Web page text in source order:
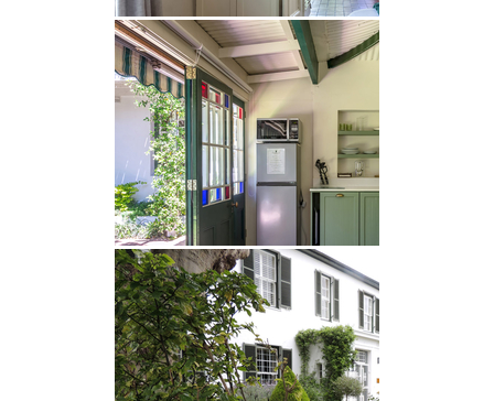
Zugang zum WLAN.
Zwei zusätzliche Gäste können bei Bedarf in den
größeren Suiten zur Selbstverpflegung
untergebracht werden.
ANLAGEN
• DSTV (Satellit) in allen Räumen
• ADSL-Internet
• WLAN-Hotspot
• Hospitality Bar, Kaffee und Tee in den Zimmern
• Flughafentransfers nach Vereinbarung
• Faxgerät nach Absprache
• Sicheres Parken abseits der Straße
• Privater Garten mit Grillplatz
• Wäsche kann nach Vereinbarung erfolgen
• Öffentliche Verkehrsmittel, Restaurants und